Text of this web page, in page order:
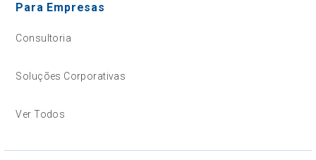
Para Empresas
Consultoria
Soluções Corporativas
Ver Todos